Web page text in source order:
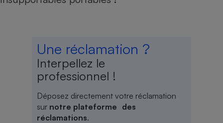
Une réclamation ?
Interpellez le
professionnel !
Déposez directement votre réclamation
sur notre plateforme des
réclamations.